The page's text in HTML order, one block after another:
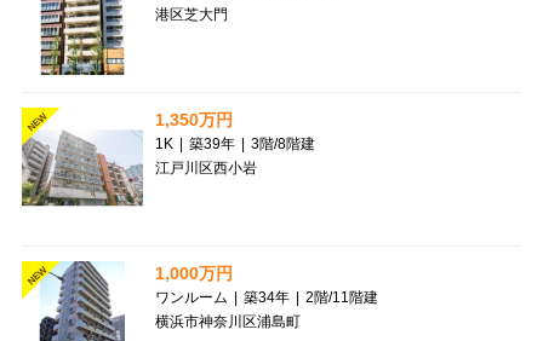
港区芝大門
NEW 1,350万円
1K | 築39年 | 3階/8階建
江戸川区西小岩
NEW 1,000万円
ワンルーム | 築34年 | 2階/11階建
横浜市神奈川区浦島町